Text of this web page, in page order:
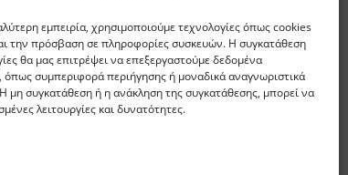
εμπειρία, χρησιμοποιούμε τεχνολογίες όπως cookies
την πρόσβαση σε πληροφορίες συσκευών. Η συγκατάθεση
θα μας επιτρέψει να επεξεργαστούμε δεδομένα
συμπεριφορά περιήγησης ή μοναδικά αναγνωριστικά
μη συγκατάθεση ή η ανάκληση της συγκατάθεσης, μπορεί να
λειτουργίες και δυνατότητες.